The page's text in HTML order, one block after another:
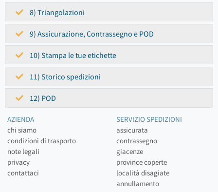
8) Triangolazioni
9) Assicurazione, Contrassegno e POD
10) Stampa le tue etichette
11) Storico spedizioni
12) POD
AZIENDA
chi siamo
condizioni di trasporto
note legali
privacy
contattaci
SERVIZIO SPEDIZIONI
assicurata
contrassegno
giacenze
province coperte
località disagiate
annullamento